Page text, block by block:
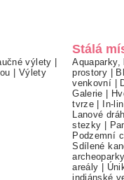
výlety
Výlety
Stálá
Aquaparky,
prostory
venkovní
Galerie
tvrze
In-
Lanové
stezky
Podzemní
Sdílené
archeoparky
areály
indiánské